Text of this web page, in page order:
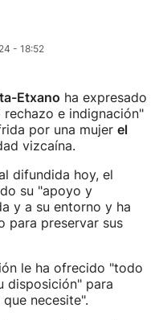
- 18:52
Etxano ha expresado
e indignación"
por una mujer el
vizcaína.
difundida hoy, el
su "apoyo y
y a su entorno y ha
para preservar sus
le ha ofrecido "todo
disposición" para
necesite".